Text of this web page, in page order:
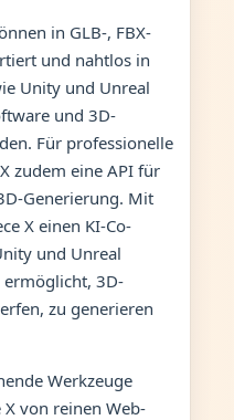
in GLB-, FBX-
und nahtlos in
Unity und Unreal
und 3D-
Für professionelle
zudem eine API für
Generierung. Mit
X einen KI-Co-
und Unreal
3D-
zu generieren
Werkzeuge
von reinen Web-